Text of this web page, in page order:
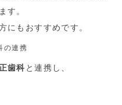
す。
にもおすすめです。
の連携
歯科 と連携し、